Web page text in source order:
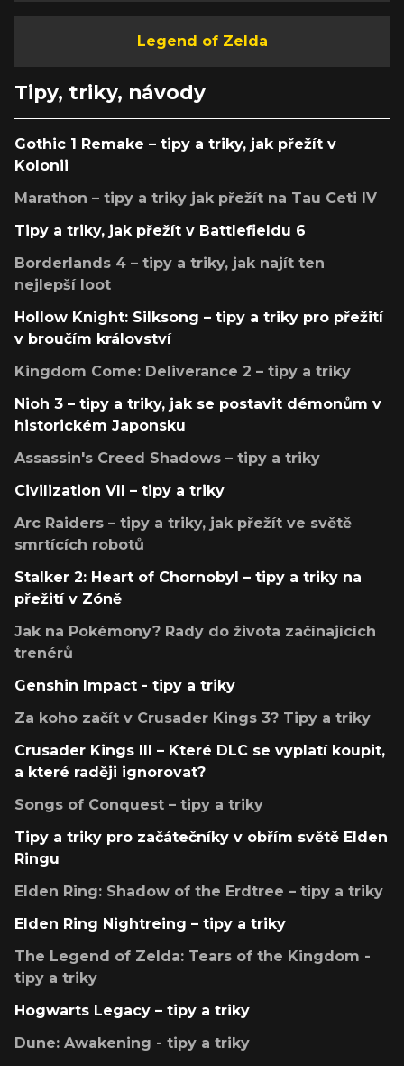
Legend of Zelda
Tipy, triky, návody
Gothic 1 Remake – tipy a triky, jak přežít v
Kolonii
Marathon – tipy a triky jak přežít na Tau Ceti IV
Tipy a triky, jak přežít v Battlefieldu 6
Borderlands 4 – tipy a triky, jak najít ten
nejlepší loot
Hollow Knight: Silksong – tipy a triky pro přežití
v broučím království
Kingdom Come: Deliverance 2 – tipy a triky
Nioh 3 – tipy a triky, jak se postavit démonům v
historickém Japonsku
Assassin's Creed Shadows – tipy a triky
Civilization VII – tipy a triky
Arc Raiders – tipy a triky, jak přežít ve světě
smrtících robotů
Stalker 2: Heart of Chornobyl – tipy a triky na
přežití v Zóně
Jak na Pokémony? Rady do života začínajících
trenérů
Genshin Impact - tipy a triky
Za koho začít v Crusader Kings 3? Tipy a triky
Crusader Kings III – Které DLC se vyplatí koupit,
a které raději ignorovat?
Songs of Conquest – tipy a triky
Tipy a triky pro začátečníky v obřím světě Elden
Ringu
Elden Ring: Shadow of the Erdtree – tipy a triky
Elden Ring Nightreing – tipy a triky
The Legend of Zelda: Tears of the Kingdom -
tipy a triky
Hogwarts Legacy – tipy a triky
Dune: Awakening - tipy a triky